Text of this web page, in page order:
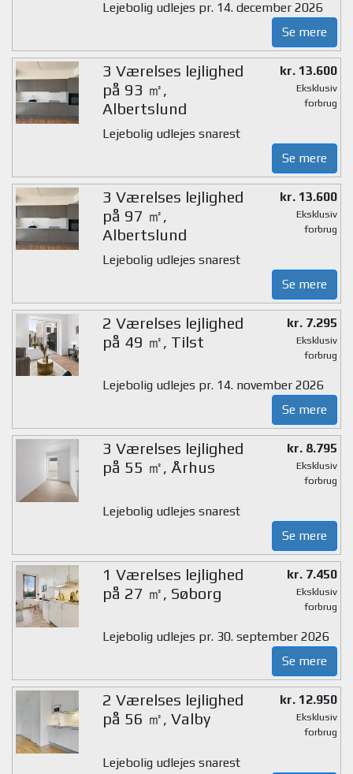
Lejebolig udlejes pr. 14. december 2026
Se mere
3 Værelses lejlighed
på 93 ㎡,
Albertslund
kr. 13.600
Eksklusiv
forbrug
Lejebolig udlejes snarest
Se mere
3 Værelses lejlighed
på 97 ㎡,
Albertslund
kr. 13.600
Eksklusiv
forbrug
Lejebolig udlejes snarest
Se mere
2 Værelses lejlighed
på 49 ㎡, Tilst
kr. 7.295
Eksklusiv
forbrug
Lejebolig udlejes pr. 14. november 2026
Se mere
3 Værelses lejlighed
på 55 ㎡, Århus
kr. 8.795
Eksklusiv
forbrug
Lejebolig udlejes snarest
Se mere
1 Værelses lejlighed
på 27 ㎡, Søborg
kr. 7.450
Eksklusiv
forbrug
Lejebolig udlejes pr. 30. september 2026
Se mere
2 Værelses lejlighed
på 56 ㎡, Valby
kr. 12.950
Eksklusiv
forbrug
Lejebolig udlejes snarest